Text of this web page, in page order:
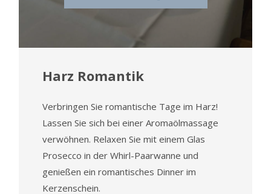
Harz Romantik
Verbringen Sie romantische Tage im Harz!
Lassen Sie sich bei einer Aromaölmassage
verwöhnen. Relaxen Sie mit einem Glas
Prosecco in der Whirl-Paarwanne und
genießen ein romantisches Dinner im
Kerzenschein.